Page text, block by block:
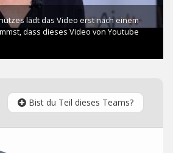
Bist du Teil dieses Teams?